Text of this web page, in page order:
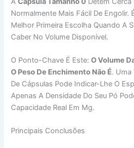
Normalmente Mais Fácil De Engolir.
Melhor Primeira Escolha Quando A
Caber No Volume Disponível.
O Ponto-Chave É Este:O Volume
O Peso De Enchimento Não É. Uma
De Cápsulas Pode Indicar-Lhe O
Apenas A Densidade Do Seu Pó
Capacidade Real Em Mg.
Principais Conclusões